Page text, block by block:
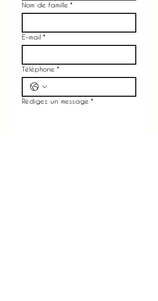
Nom de famille *
E-mail *
Téléphone *
Rédigez un message *